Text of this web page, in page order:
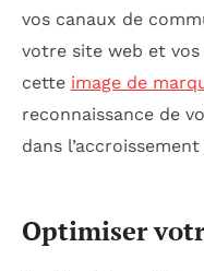
vos canaux de
votre site web et
cette image de
reconnaissance de
dans
Optimiser